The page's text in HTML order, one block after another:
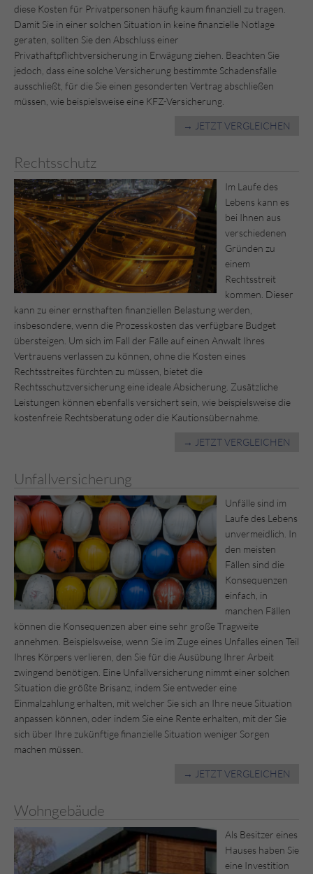
diese Kosten für Privatpersonen häufig kaum finanziell zu tragen.
Damit Sie in einer solchen Situation in keine finanzielle Notlage
geraten, sollten Sie den Abschluss einer
Privathaftpflichtversicherung in Erwägung ziehen. Beachten Sie
jedoch, dass eine solche Versicherung bestimmte Schadensfälle
ausschließt, für die Sie einen gesonderten Vertrag abschließen
müssen, wie beispielsweise eine KFZ-Versicherung.
→ JETZT VERGLEICHEN
Rechtsschutz
Im Laufe des
Lebens kann es
bei Ihnen aus
verschiedenen
Gründen zu
einem
Rechtsstreit
kommen. Dieser
kann zu einer ernsthaften finanziellen Belastung werden,
insbesondere, wenn die Prozesskosten das verfügbare Budget
übersteigen. Um sich im Fall der Fälle auf einen Anwalt Ihres
Vertrauens verlassen zu können, ohne die Kosten eines
Rechtsstreites fürchten zu müssen, bietet die
Rechtsschutzversicherung eine ideale Absicherung. Zusätzliche
Leistungen können ebenfalls versichert sein, wie beispielsweise die
kostenfreie Rechtsberatung oder die Kautionsübernahme.
→ JETZT VERGLEICHEN
Unfallversicherung
Unfälle sind im
Laufe des Lebens
unvermeidlich. In
den meisten
Fällen sind die
Konsequenzen
einfach, in
manchen Fällen
können die Konsequenzen aber eine sehr große Tragweite
annehmen. Beispielsweise, wenn Sie im Zuge eines Unfalles einen Teil
Ihres Körpers verlieren, den Sie für die Ausübung Ihrer Arbeit
zwingend benötigen. Eine Unfallversicherung nimmt einer solchen
Situation die größte Brisanz, indem Sie entweder eine
Einmalzahlung erhalten, mit welcher Sie sich an Ihre neue Situation
anpassen können, oder indem Sie eine Rente erhalten, mit der Sie
sich über Ihre zukünftige finanzielle Situation weniger Sorgen
machen müssen.
→ JETZT VERGLEICHEN
Wohngebäude
Als Besitzer eines
Hauses haben Sie
eine Investition